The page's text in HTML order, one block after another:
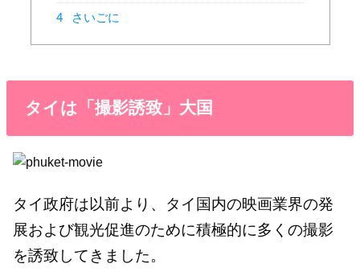
4 さいごに
タイは「撮影誘致」大国
タイ政府は以前より、タイ国内の映画業界の発
展および観光促進のために積極的に多くの撮影
を誘致してきました。